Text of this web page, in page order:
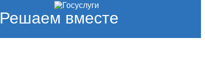
Решаем вместе